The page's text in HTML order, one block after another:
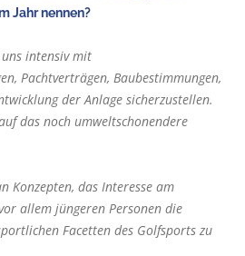
Jahr nennen?
intensiv mit
Pachtverträgen, Baubestimmungen,
der Anlage sicherzustellen.
das noch umweltschonendere
Konzepten, das Interesse am
allem jüngeren Personen die
Facetten des Golfsports zu